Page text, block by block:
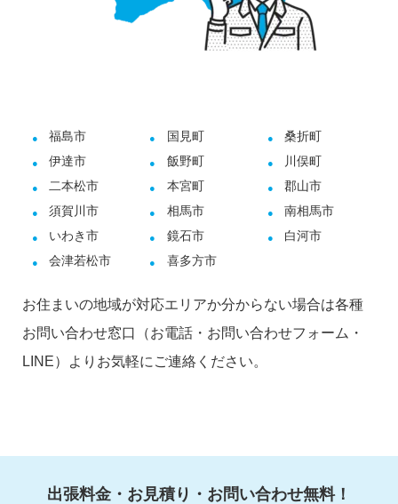
福島市 国見町
桑折町
伊達市
飯野町
川俣町
二本松市
本宮町
郡山市
須賀川市
相馬市
南相馬市
いわき市
鏡石市
白河市
会津若松市
喜多方市
お住まいの地域が対応エリアか分からない場合は各種
お問い合わせ窓口（お電話・お問い合わせフォーム・
LINE）よりお気軽にご連絡ください。
出張料金・お見積り・お問い合わせ無料！